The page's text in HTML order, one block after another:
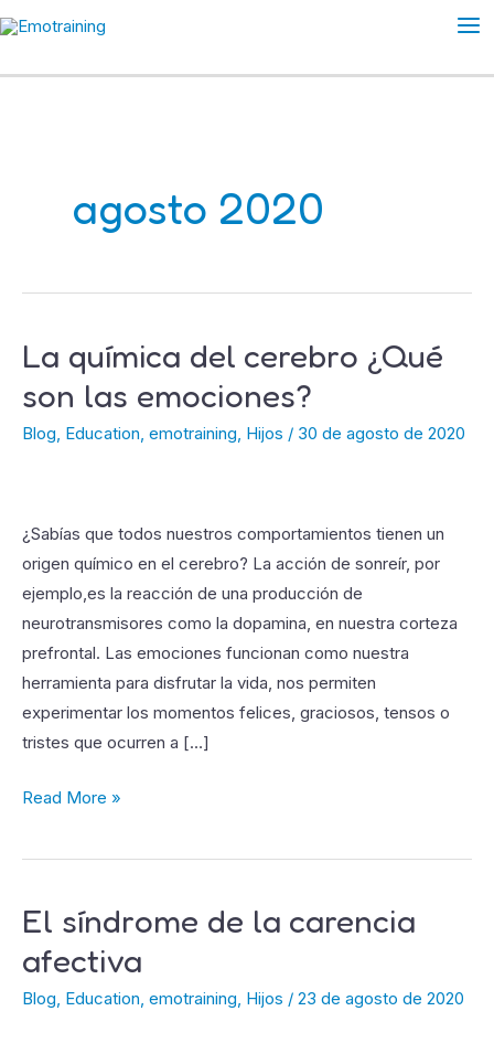
Ir
contenido
agosto 2020
La química del cerebro ¿Qué
son las emociones?
Blog Education emotraining Hijos / 30 de agosto de 2020
¿Sabías que todos nuestros comportamientos tienen un
origen químico en el cerebro? La acción de sonreír, por
ejemplo,es la reacción de una producción de
neurotransmisores como la dopamina, en nuestra corteza
prefrontal. Las emociones funcionan como nuestra
herramienta para disfrutar la vida, nos permiten
experimentar los momentos felices, graciosos, tensos o
tristes que ocurren a […]
La
del
cerebro
las
emociones?
Read More »
El síndrome de la carencia
afectiva
Blog, Education, emotraining, Hijos / 23 de agosto de 2020
El
de
la